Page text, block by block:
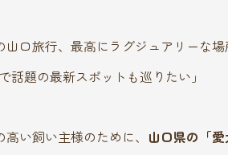
山口旅行、最高にラグジュアリーな場
話題の最新スポットも巡りたい」
高い飼い主様のために、
山口県の「